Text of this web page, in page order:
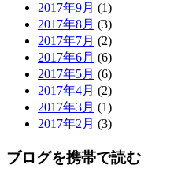
2017年9月 (1)
2017年8月 (3)
2017年7月 (2)
2017年6月 (6)
2017年5月 (6)
2017年4月 (2)
2017年3月 (1)
2017年2月 (3)
ブログを携帯で読む